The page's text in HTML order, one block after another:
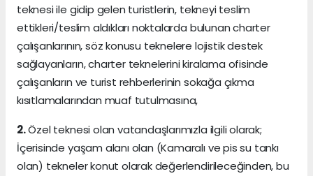
teknesi ile gidip gelen turistlerin, tekneyi teslim
ettikleri/teslim aldıkları noktalarda bulunan charter
çalışanlarının, söz konusu teknelere lojistik destek
sağlayanların, charter teknelerini kiralama ofisinde
çalışanların ve turist rehberlerinin sokağa çıkma
kısıtlamalarından muaf tutulmasına,
2.Özel teknesi olan vatandaşlarımızla ilgili olarak;
İçerisinde yaşam alanı olan (Kamaralı ve pis su tankı
olan) tekneler konut olarak değerlendirileceğinden, bu